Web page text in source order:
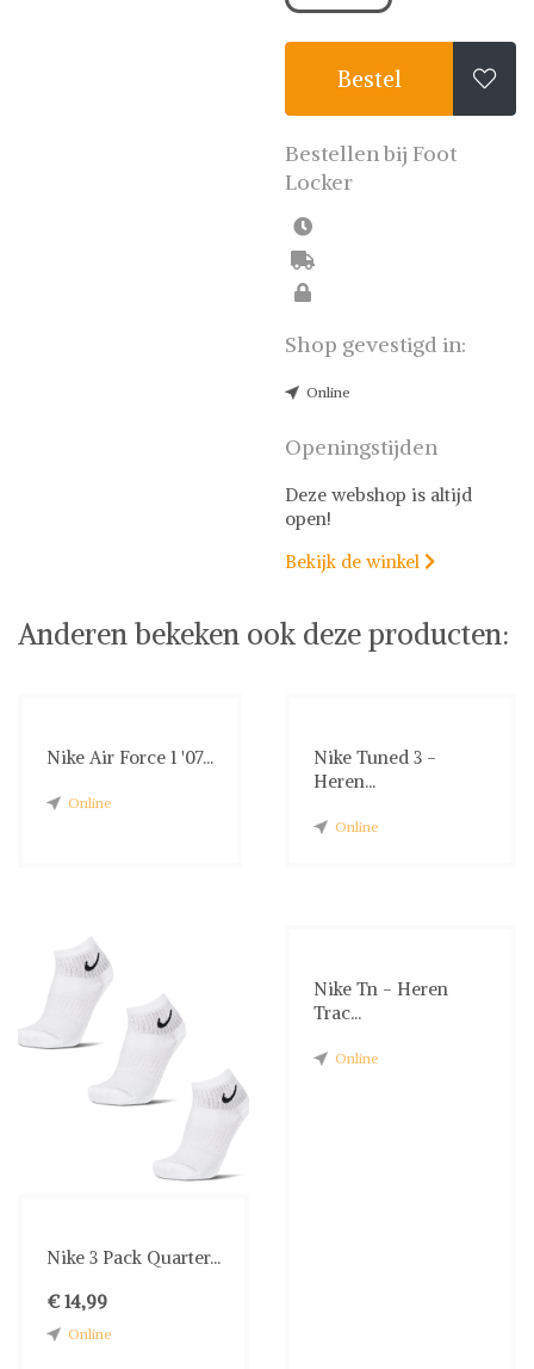
Bestel 
Bestellen bij Foot
Locker
Shop gevestigd in:
Online
Openingstijden
Deze webshop is altijd
open!
Bekijk de winkel 
Anderen bekeken ook deze producten:
Nike Air Force 1 '07...
Online
Nike Tuned 3 -
Heren...
Online
Nike 3 Pack Quarter...
€ 14,99
Online
Nike Tn - Heren
Trac...
Online